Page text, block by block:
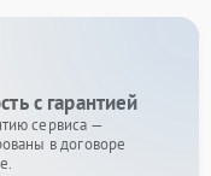
с гарантией
сервиса —
в договоре